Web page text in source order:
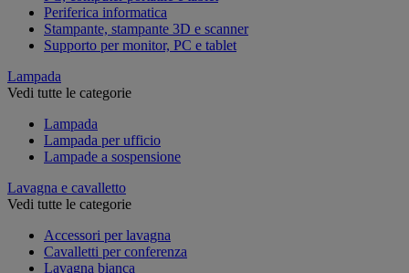
Periferica informatica
Stampante, stampante 3D e scanner
Supporto per monitor, PC e tablet
Lampada
Vedi tutte le categorie
Lampada
Lampada per ufficio
Lampade a sospensione
Lavagna e cavalletto
Vedi tutte le categorie
Accessori per lavagna
Cavalletti per conferenza
Lavagna bianca